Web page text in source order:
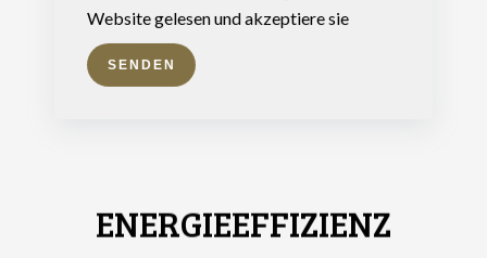
Website gelesen und akzeptiere sie
SENDEN
ENERGIEEFFIZIENZ